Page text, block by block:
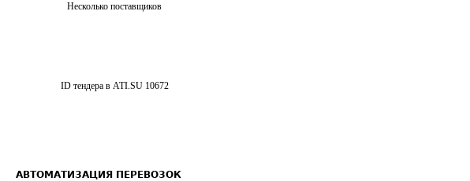
Несколько поставщиков
ID тендера в ATI.SU 10672
АВТОМАТИЗАЦИЯ ПЕРЕВОЗОК